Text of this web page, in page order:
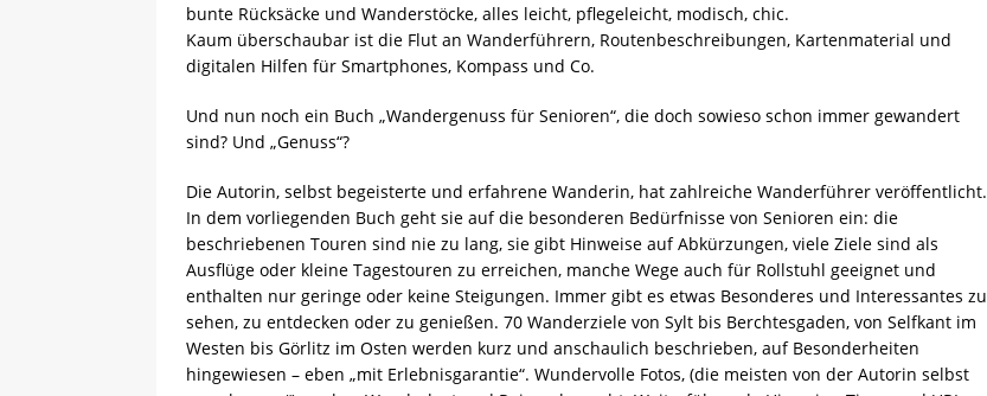
bunte Rücksäcke und Wanderstöcke, alles leicht, pflegeleicht, modisch, chic.
Kaum überschaubar ist die Flut an Wanderführern, Routenbeschreibungen, Kartenmaterial und
digitalen Hilfen für Smartphones, Kompass und Co.
Und nun noch ein Buch „Wandergenuss für Senioren“, die doch sowieso schon immer gewandert
sind? Und „Genuss“?
Die Autorin, selbst begeisterte und erfahrene Wanderin, hat zahlreiche Wanderführer veröffentlicht.
In dem vorliegenden Buch geht sie auf die besonderen Bedürfnisse von Senioren ein: die
beschriebenen Touren sind nie zu lang, sie gibt Hinweise auf Abkürzungen, viele Ziele sind als
Ausflüge oder kleine Tagestouren zu erreichen, manche Wege auch für Rollstuhl geeignet und
enthalten nur geringe oder keine Steigungen. Immer gibt es etwas Besonderes und Interessantes zu
sehen, zu entdecken oder zu genießen. 70 Wanderziele von Sylt bis Berchtesgaden, von Selfkant im
Westen bis Görlitz im Osten werden kurz und anschaulich beschrieben, auf Besonderheiten
hingewiesen – eben „mit Erlebnisgarantie“. Wundervolle Fotos, (die meisten von der Autorin selbst